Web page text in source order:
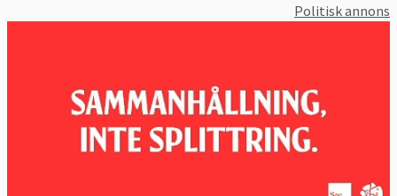
Politisk annons